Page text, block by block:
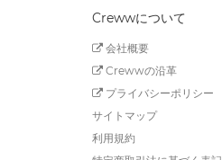
Crewwについて
会社概要
Crewwの沿革
プライバシーポリシー
サイトマップ
利用規約